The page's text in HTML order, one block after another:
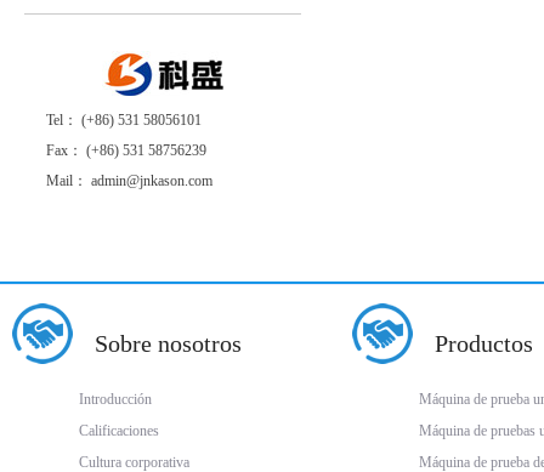
Tel： (+86) 531 58056101
Fax： (+86) 531 58756239
Mail： admin@jnkason.com
Sobre nosotros
Introducción
Calificaciones
Cultura corporativa
Productos
Máquina de prueba
Máquina de pruebas
Máquina de prueba